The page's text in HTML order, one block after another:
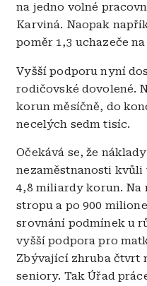
na jedno volné
Karviná. Naopak
poměr 1,3 uchazeče
Vyšší podporu nyní
rodičovské dovolené.
korun měsíčně, do
necelých sedm tisíc.
Očekává se, že
nezaměstnanosti kvůli
4,8 miliardy korun.
stropu a po 900
srovnání podmínek u
vyšší podpora pro
Zbývající zhruba čtvrt
seniory. Tak Úřad